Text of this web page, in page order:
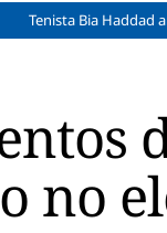
Bia Haddad anuncia
no